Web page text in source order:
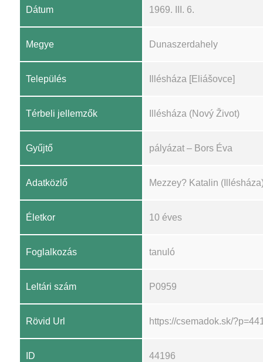
Dátum 1969. III. 6.
Megye Dunaszerdahely
Település Illésháza [Eliášovce]
Térbeli jellemzők Illésháza (Nový Život)
Gyűjtő pályázat – Bors Éva
Adatközlő Mezzey? Katalin
Életkor 10 éves
Foglalkozás tanuló
Leltári szám P0959
Rövid Url https://csemadok.sk/
ID 44196